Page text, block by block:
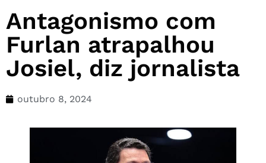
Antagonismo com
Furlan atrapalhou
Josiel, diz jornalista
outubro 8, 2024